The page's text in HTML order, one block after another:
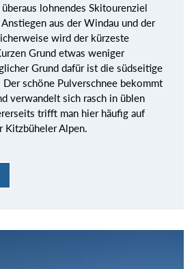
lohnendes Skitourenziel
aus der Windau und der
wird der kürzeste
Grund etwas weniger
Grund dafür ist die südseitige
schöne Pulverschnee bekommt
verwandelt sich rasch in üblen
trifft man hier häufig auf
Kitzbüheler Alpen.